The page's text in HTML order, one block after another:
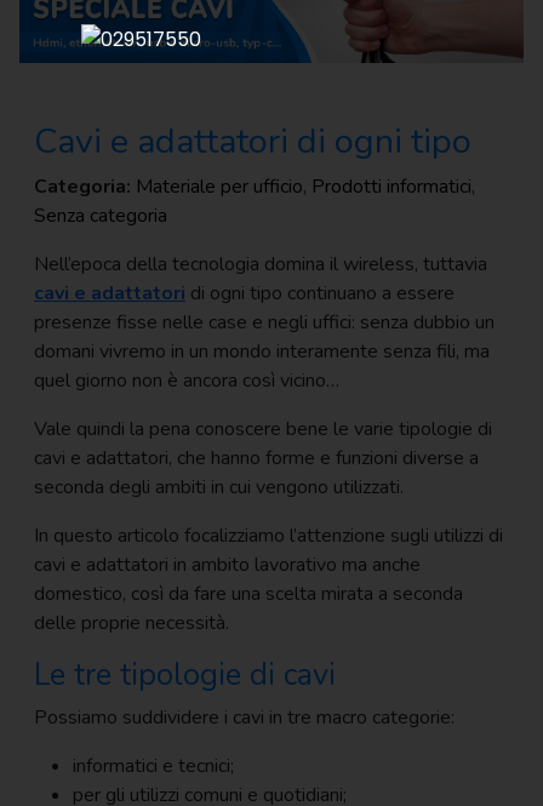
Regalo
Cancelleria
Carta
ufficio
per
stampanti
Informatica
Macchine
ufficio
Prodotti
comunità
Scrittura e
correzione
Scuola
Visual e
comunicazione
Cavi e adattatori di ogni tipo
Categoria: Materiale per ufficio, Prodotti informatici,
Senza categoria
Nell’epoca della tecnologia domina il wireless, tuttavia
cavi e adattatori di ogni tipo continuano a essere
presenze fisse nelle case e negli uffici: senza dubbio un
domani vivremo in un mondo interamente senza fili, ma
quel giorno non è ancora così vicino…
Vale quindi la pena conoscere bene le varie tipologie di
cavi e adattatori, che hanno forme e funzioni diverse a
seconda degli ambiti in cui vengono utilizzati.
In questo articolo focalizziamo l’attenzione sugli utilizzi di
cavi e adattatori in ambito lavorativo ma anche
domestico, così da fare una scelta mirata a seconda
delle proprie necessità.
Le tre tipologie di cavi
Possiamo suddividere i cavi in tre macro categorie:
informatici e tecnici;
per gli utilizzi comuni e quotidiani;